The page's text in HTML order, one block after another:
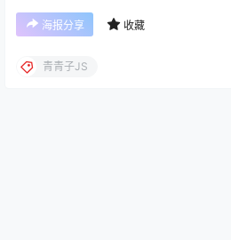
海报分享 收藏
青青子JS